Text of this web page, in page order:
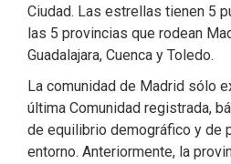
Ciudad. Las estrellas tienen 5
las 5 provincias que rodean
Guadalajara, Cuenca y Toledo.
La comunidad de Madrid sólo
última Comunidad registrada,
de equilibrio demográfico y de
entorno. Anteriormente, la